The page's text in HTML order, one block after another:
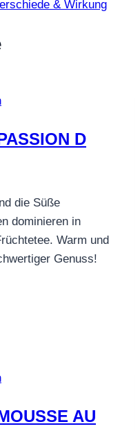
& Wirkung
D
die Süße
dominieren in
Warm und
Genuss!
AU